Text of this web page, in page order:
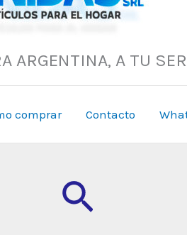
ARGENTINA, A TU
comprar Contacto
Buscar